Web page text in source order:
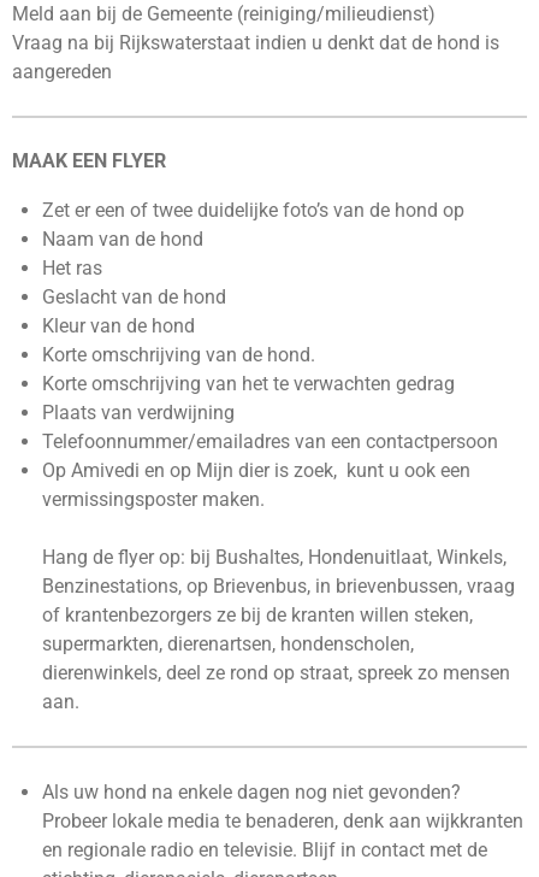
Meld aan bij de Gemeente (reiniging/milieudienst)
Vraag na bij Rijkswaterstaat indien u denkt dat de hond is
aangereden
MAAK EEN FLYER
Zet er een of twee duidelijke foto’s van de hond op
Naam van de hond
Het ras
Geslacht van de hond
Kleur van de hond
Korte omschrijving van de hond.
Korte omschrijving van het te verwachten gedrag
Plaats van verdwijning
Telefoonnummer/emailadres van een contactpersoon
Op Amivedi en op Mijn dier is zoek, kunt u ook een
vermissingsposter maken.
Hang de flyer op: bij Bushaltes, Hondenuitlaat, Winkels,
Benzinestations, op Brievenbus, in brievenbussen, vraag
of krantenbezorgers ze bij de kranten willen steken,
supermarkten, dierenartsen, hondenscholen,
dierenwinkels, deel ze rond op straat, spreek zo mensen
aan.
Als uw hond na enkele dagen nog niet gevonden?
Probeer lokale media te benaderen, denk aan wijkkranten
en regionale radio en televisie. Blijf in contact met de